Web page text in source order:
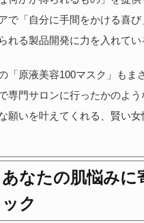
で「自分に手間をかける喜
れる製品開発に力を入れてい
「原液美容100マスク」もま
専門サロンに行ったかのよ
願いを叶えてくれる、賢い
あなたの肌悩みに
ック